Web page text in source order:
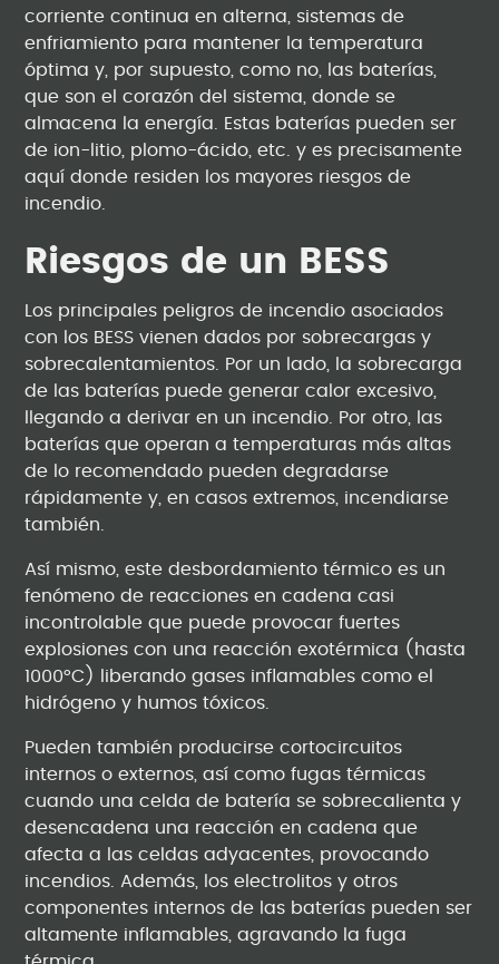
corriente continua en alterna, sistemas de
enfriamiento para mantener la temperatura
óptima y, por supuesto, como no, las baterías,
que son el corazón del sistema, donde se
almacena la energía. Estas baterías pueden ser
de ion-litio, plomo-ácido, etc. y es precisamente
aquí donde residen los mayores riesgos de
incendio.
Riesgos de un BESS
Los principales peligros de incendio asociados
con los BESS vienen dados por sobrecargas y
sobrecalentamientos. Por un lado, la sobrecarga
de las baterías puede generar calor excesivo,
llegando a derivar en un incendio. Por otro, las
baterías que operan a temperaturas más altas
de lo recomendado pueden degradarse
rápidamente y, en casos extremos, incendiarse
también.
Así mismo, este desbordamiento térmico es un
fenómeno de reacciones en cadena casi
incontrolable que puede provocar fuertes
explosiones con una reacción exotérmica (hasta
1000°C) liberando gases inflamables como el
hidrógeno y humos tóxicos.
Pueden también producirse cortocircuitos
internos o externos, así como fugas térmicas
cuando una celda de batería se sobrecalienta y
desencadena una reacción en cadena que
afecta a las celdas adyacentes, provocando
incendios. Además, los electrolitos y otros
componentes internos de las baterías pueden ser
altamente inflamables, agravando la fuga